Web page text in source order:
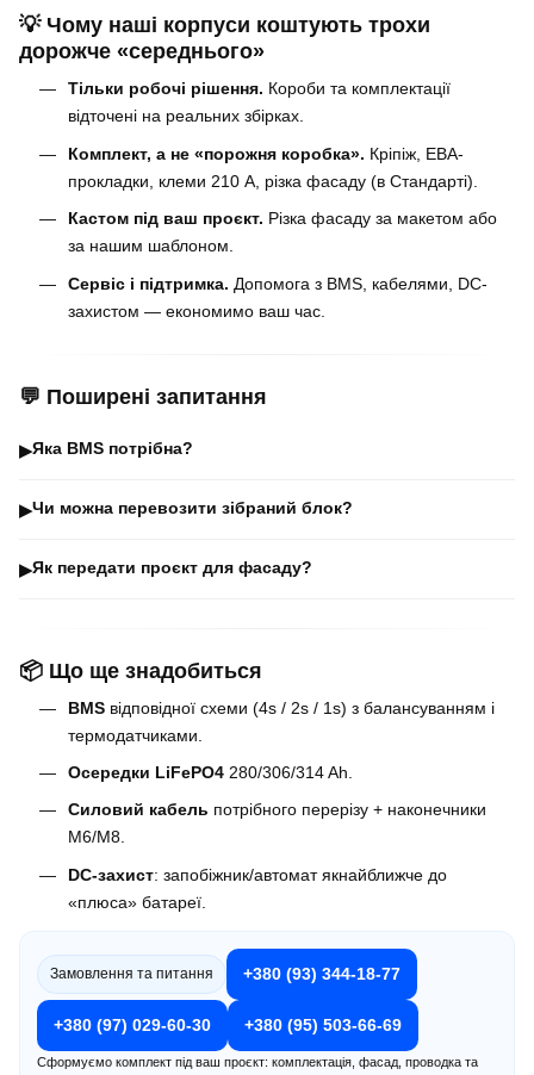
💡 Чому наші корпуси коштують трохи
дорожче «середнього»
Тільки робочі рішення. Короби та комплектації
відточені на реальних збірках.
Комплект, а не «порожня коробка». Кріпіж, ЕВА-
прокладки, клеми 210 А, різка фасаду (в Стандарті).
Кастом під ваш проєкт. Різка фасаду за макетом або
за нашим шаблоном.
Сервіс і підтримка. Допомога з BMS, кабелями, DC-
захистом — економимо ваш час.
💬 Поширені запитання
▶Яка BMS потрібна?
▶Чи можна перевозити зібраний блок?
▶Як передати проєкт для фасаду?
📦 Що ще знадобиться
BMSвідповідної схеми (4s / 2s / 1s) з балансуванням і
термодатчиками.
Осередки LiFePO4280/306/314 Ah.
Силовий кабель потрібного перерізу + наконечники
М6/М8.
DC-захист: запобіжник/автомат якнайближче до
«плюса» батареї.
Замовлення та питання +380 (93) 344-18-77
+380 (97) 029-60-30 +380 (95) 503-66-69
Сформуємо комплект під ваш проєкт: комплектація, фасад, проводка та